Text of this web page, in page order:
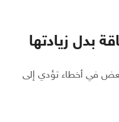
بدل زيادتها
في أخطاء تؤدي إلى